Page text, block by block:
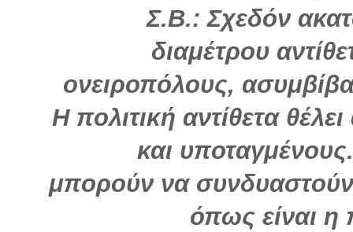
Σ.Β.: Σχεδόν
διαμέτρου
ονειροπόλους,
Η πολιτική αντίθετα
και
μπορούν να
όπως είναι η